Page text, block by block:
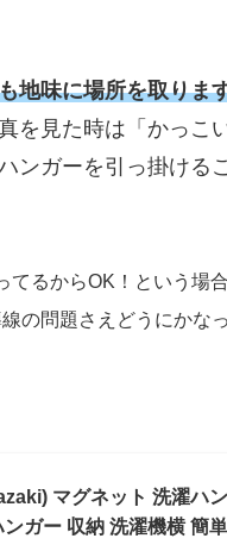
地味に場所を取りま
を見た時は「かっこ
ンガーを引っ掛け
てるからOK！という場
の問題さえどうにかな
マグネット 洗濯ハ
ガー 収納 洗濯機横 簡